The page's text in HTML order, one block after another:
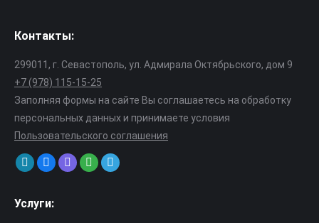
Контакты:
299011, г. Севастополь, ул. Адмирала Октябрьского, дом 9
+7 (978) 115-15-25
Заполняя формы на сайте Вы соглашаетесь на обработку
персональных данных и принимаете условия
Пользовательского соглашения
Find us on:
Mail
opens
VK
opens
ViberWhatsappTelegram
Услуги: